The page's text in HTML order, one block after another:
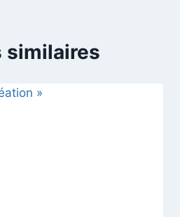
similaires